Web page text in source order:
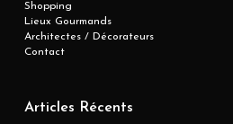
Shopping
Lieux Gourmands
Architectes / Décorateurs
Contact
Articles Récents